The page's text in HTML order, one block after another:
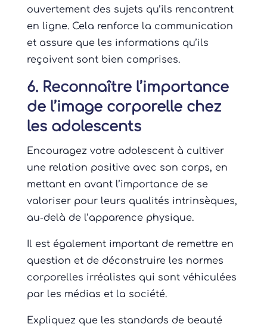
ouvertement des sujets qu’ils rencontrent
en ligne. Cela renforce la communication
et assure que les informations qu’ils
reçoivent sont bien comprises.
6. Reconnaître l’importance
de l’image corporelle chez
les adolescents
Encouragez votre adolescent à cultiver
une relation positive avec son corps, en
mettant en avant l’importance de se
valoriser pour leurs qualités intrinsèques,
au-delà de l’apparence physique.
Il est également important de remettre en
question et de déconstruire les normes
corporelles irréalistes qui sont véhiculées
par les médias et la société.
Expliquez que les standards de beauté